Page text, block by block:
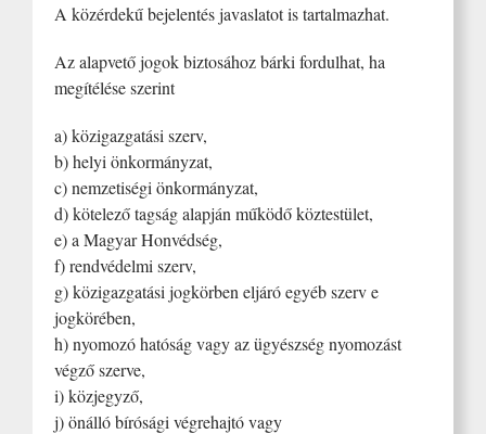
A közérdekű bejelentés javaslatot is tartalmazhat.
Az alapvető jogok biztosához bárki fordulhat, ha
megítélése szerint
a) közigazgatási szerv,
b) helyi önkormányzat,
c) nemzetiségi önkormányzat,
d) kötelező tagság alapján működő köztestület,
e) a Magyar Honvédség,
f) rendvédelmi szerv,
g) közigazgatási jogkörben eljáró egyéb szerv e
jogkörében,
h) nyomozó hatóság vagy az ügyészség nyomozást
végző szerve,
i) közjegyző,
j) önálló bírósági végrehajtó vagy